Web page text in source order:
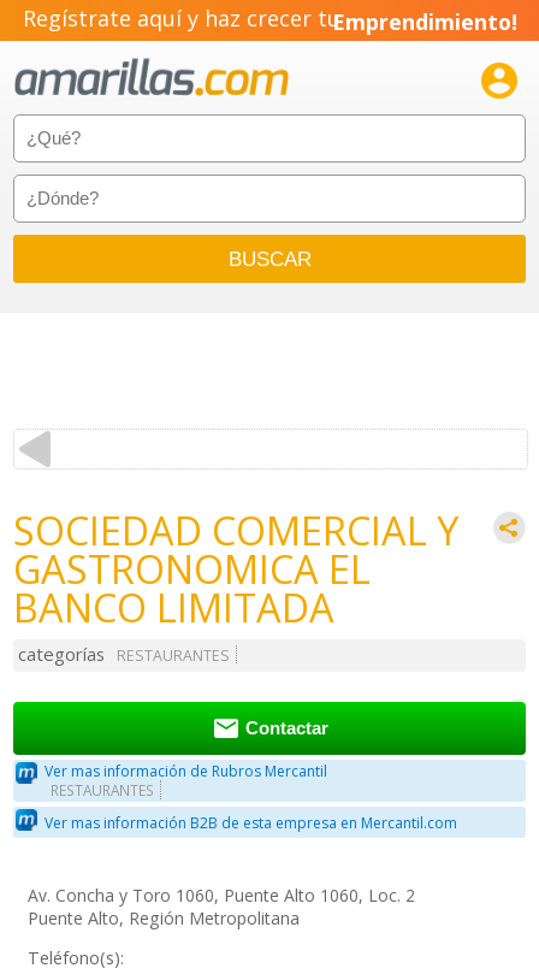
Regístrate aquí y haz crecer tuEmprendimiento!

SOCIEDAD COMERCIAL Y
GASTRONOMICA EL
BANCO LIMITADA
categorías RESTAURANTES
 Contactar
Ver mas información de Rubros Mercantil
RESTAURANTES
Ver mas información B2B de esta empresa en Mercantil.com
Av. Concha y Toro 1060, Puente Alto 1060, Loc. 2
Puente Alto, Región Metropolitana
Teléfono(s):